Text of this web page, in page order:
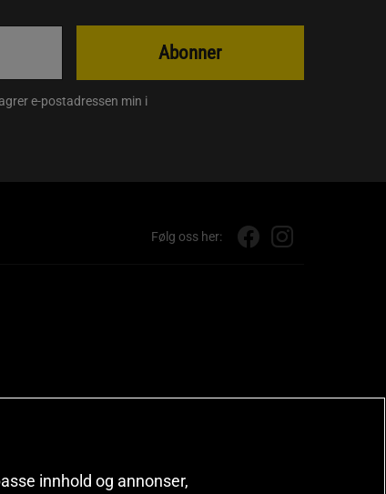
e-postadressen min i
Abonner
Følg oss her:
innhold og annonser,